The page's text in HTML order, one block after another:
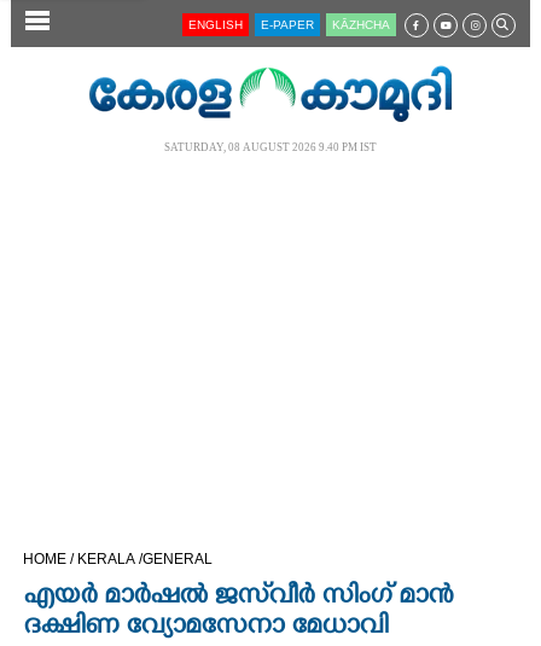
SECTIONS
CINEMA
OPINION
ENGLISH E-PAPER KĀZHCHA
SATURDAY, 08 AUGUST 2026 9.40 PM IST
HOME / KERALA /GENERAL
എയർ മാർഷൽ ജസ്‌വീർ സിംഗ് മാൻ
ദക്ഷിണ വ്യോമസേനാ മേധാവി